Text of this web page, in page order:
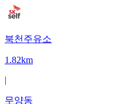
북천주유소
1.82km
|
무양동